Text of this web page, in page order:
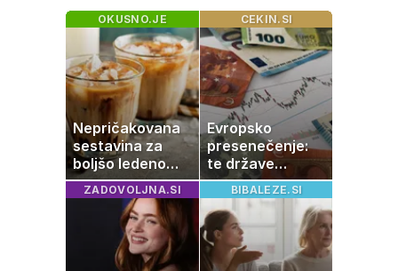
OKUSNO.JE
Nepričakovana
sestavina za
boljšo ledeno
kavo, ki jo imate
zagotovo doma
CEKIN.SI
Evropsko
presenečenje:
te države
rastejo hitreje
od Nemčije,
nekatere celo
večkrat hitreje
ZADOVOLJNA.SI BIBALEZE.SI